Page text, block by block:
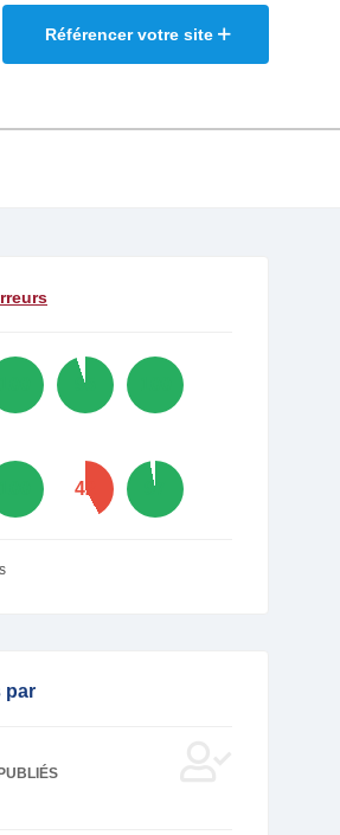
Référencer votre site
95
42 97
par